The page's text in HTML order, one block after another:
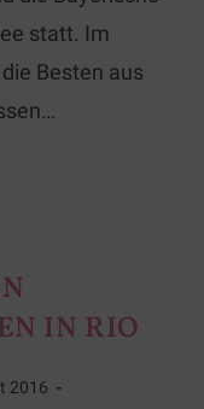
statt. Im
Besten aus
IN RIO
2016